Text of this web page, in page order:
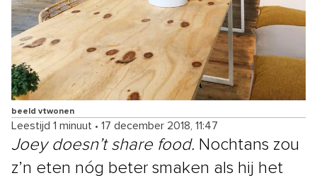
beeld vtwonen
Leestijd 1 minuut • 17 december 2018, 11:47
Joey doesn’t share food. Nochtans zou
z’n eten nóg beter smaken als hij het